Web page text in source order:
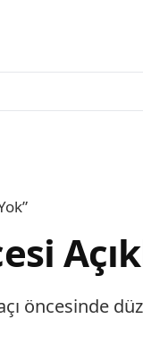
öncesinde